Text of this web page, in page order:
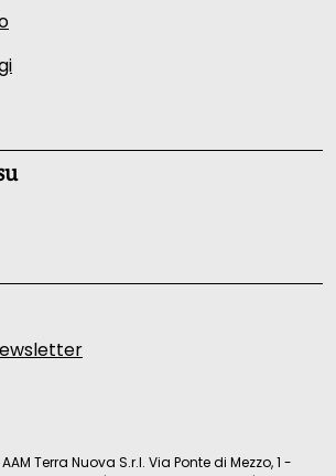
Terra Nuova S.r.l. Via Ponte di Mezzo, 1 -